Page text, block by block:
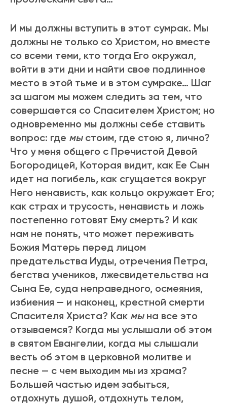
И мы должны вступить в этот сумрак. Мы
должны не только со Христом, но вместе
со всеми теми, кто тогда Его окружал,
войти в эти дни и найти свое подлинное
место в этой тьме и в этом сумраке… Шаг
за шагом мы можем следить за тем, что
совершается со Спасителем Христом; но
одновременно мы должны себе ставить
вопрос: где мы стоим, где стою я, лично?
Что у меня общего с Пречистой Девой
Богородицей, Которая видит, как Ее Сын
идет на погибель, как сгущается вокруг
Него ненависть, как кольцо окружает Его;
как страх и трусость, ненависть и ложь
постепенно готовят Ему смерть? И как
нам не понять, что может переживать
Божия Матерь перед лицом
предательства Иуды, отречения Петра,
бегства учеников, лжесвидетельства на
Сына Ее, суда неправедного, осмеяния,
избиения — и наконец, крестной смерти
Спасителя Христа? Как мы на все это
отзываемся? Когда мы услышали об этом
в святом Евангелии, когда мы слышали
весть об этом в церковной молитве и
песне — с чем выходим мы из храма?
Большей частью идем забыться,
отдохнуть душой, отдохнуть телом,